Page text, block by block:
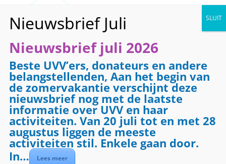
« Alle Evenementen
Evenementenreeks:Klussendienst
Klussendienst
oktober 23 @ 09:00-17:00
Nieuwsbrief juli 2026
Beste UVV’ers, donateurs en andere
belangstellenden, Aan het begin van
de zomervakantie verschijnt deze
nieuwsbrief nog met de laatste
informatie over UVV en haar
activiteiten. Van 20 juli tot en met 28
augustus liggen de meeste
activiteiten stil. Enkele gaan door.
In…
Lees meer